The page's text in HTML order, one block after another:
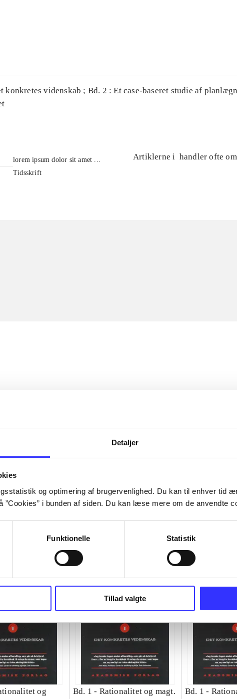
Detaljer
og optimering af brugervenlighed. Du kan til enhver tid
i bunden af siden. Du kan læse mere om de anvendte
Funktionelle Statistik
Tillad valgte
konkretes videnskab ; Bd. 2 : Et case-baseret studie af
lorem ipsum dolor sit amet ...
Tidsskrift
Artiklerne i handler ofte om
og
Bd. 1 - Rationalitet og magt.
Bd. 1 -